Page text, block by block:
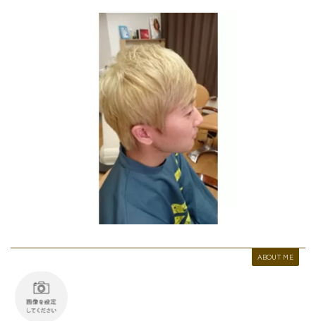
有料記事の決済完了ページ
頭皮、髪のデトックス
LINE登録で無料「髪質改善メソッド」をプレゼント！
Capiireの髪質改善の考え方
Capiireこだわりの薬剤
capiireのお客様からの声
Capiireのカウンセリングとは?
ご予約はLINEがオススメ
カラーリング中にも栄養を
ABOUT ME